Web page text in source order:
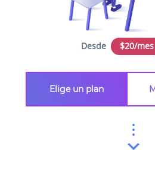
Desde $20/mes
Elige un plan